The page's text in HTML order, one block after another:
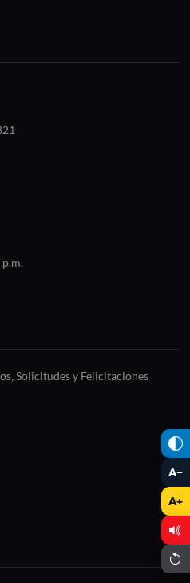
A−
A+
Solicitudes y Felicitaciones